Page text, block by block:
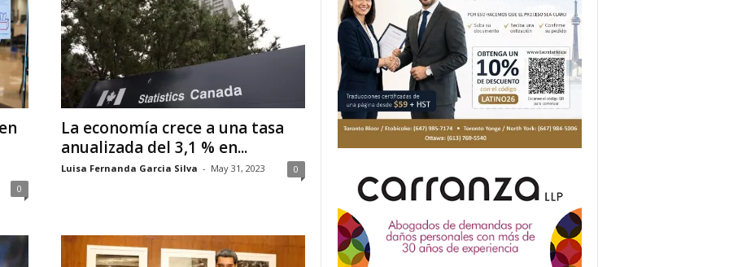
0
La economía crece a una tasa
anualizada del 3,1 % en...
Luisa Fernanda Garcia Silva - May 31, 2023 0